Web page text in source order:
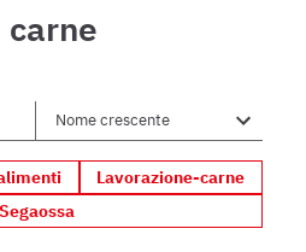
carne
Lavorazione-carne
Segaossa